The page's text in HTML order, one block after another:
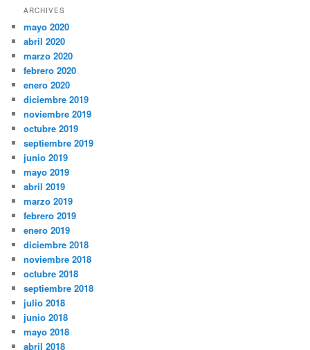
ARCHIVES
mayo 2020
abril 2020
marzo 2020
febrero 2020
enero 2020
diciembre 2019
noviembre 2019
octubre 2019
septiembre 2019
junio 2019
mayo 2019
abril 2019
marzo 2019
febrero 2019
enero 2019
diciembre 2018
noviembre 2018
octubre 2018
septiembre 2018
julio 2018
junio 2018
mayo 2018
abril 2018